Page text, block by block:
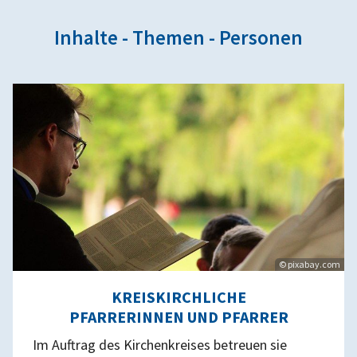
Inhalte - Themen - Personen
© pixabay.com
KREISKIRCHLICHE
PFARRERINNEN UND PFARRER
Im Auftrag des Kirchenkreises betreuen sie